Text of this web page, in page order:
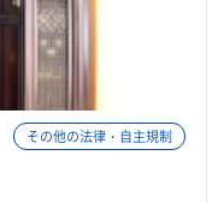
その他の法律・自主規制